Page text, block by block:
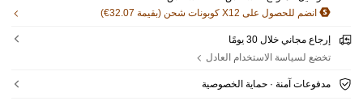
انضم للحصول على X12 كوبونات شحن (بقيمة 32.07€)
إرجاع مجاني خلال 30 يومًا
تخضع لسياسة الاستخدام العادل
مدفوعات آمنة · حماية الخصوصية